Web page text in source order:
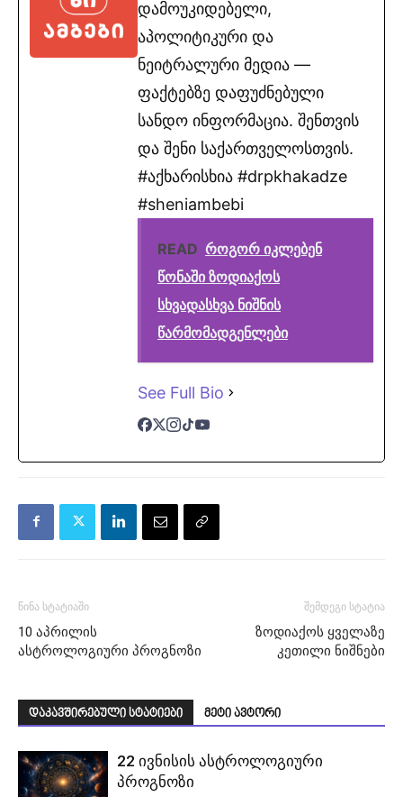
დამოუკიდებელი,
აპოლიტიკური და
ნეიტრალური მედია —
ფაქტებზე დაფუძნებული
სანდო ინფორმაცია. შენთვის
და შენი საქართველოსთვის.
#აქხარისხია #drpkhakadze
#sheniambebi
READ როგორ იკლებენ
წონაში ზოდიაქოს
სხვადასხვა ნიშნის
წარმომადგენლები
See Full Bio
წინა სტატიაში
10 აპრილის
ასტროლოგიური პროგნოზი
შემდეგი სტატია
ზოდიაქოს ყველაზე
კეთილი ნიშნები
დაკავშირებული სტატიები მეტი ავტორი
22 ივნისის ასტროლოგიური
პროგნოზი